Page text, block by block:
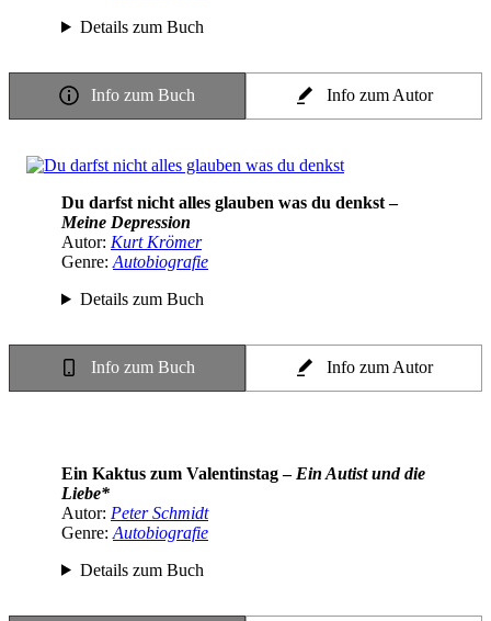
Details zum Buch
Info zum Buch Info zum Autor
Du darfst nicht alles glauben was du denkst –
Meine Depression
Autor: Kurt Krömer
Genre: Autobiografie
Details zum Buch
Info zum Buch Info zum Autor
Ein Kaktus zum Valentinstag – Ein Autist und die
Liebe*
Autor: Peter Schmidt
Genre: Autobiografie
Details zum Buch